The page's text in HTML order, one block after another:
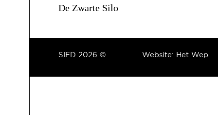
De Zwarte Silo
Website: Het Wep
SIED 2026 ©